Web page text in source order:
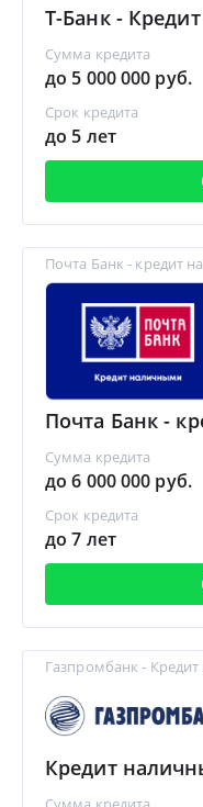
Т-Банк -
Сумма кредита
до 5 000 000 руб.
Срок кредита
до 5 лет
Почта Банк - кредит
Почта Банк -
Сумма кредита
до 6 000 000 руб.
Срок кредита
до 7 лет
Газпромбанк -
Кредит